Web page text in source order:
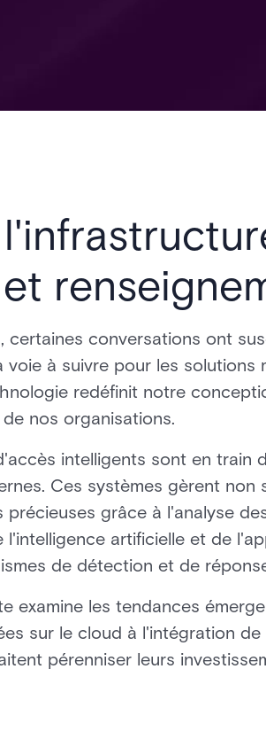
certaines conversations ont
voie à suivre pour les
redéfinit notre
nos organisations.
intelligents sont en train
Ces systèmes gèrent non
précieuses grâce à l'analyse
artificielle et de
de détection et de
examine les tendances
sur le cloud à l'intégration
pérenniser leurs